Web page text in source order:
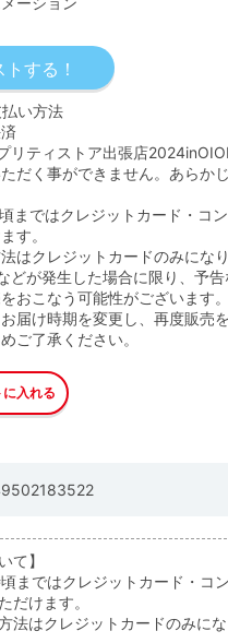
い方法
リティストア出張店
だく事ができません。あらか
まではクレジットカード・コン
す。
はクレジットカードのみになり
どが発生した場合に限り、予
おこなう可能性がございます。
届け時期を変更し、再度販売
ご了承ください。
て】
まではクレジットカード・コ
だけます。
法はクレジットカードのみにな